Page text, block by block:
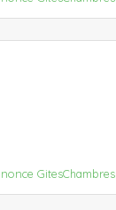
GitesChambres